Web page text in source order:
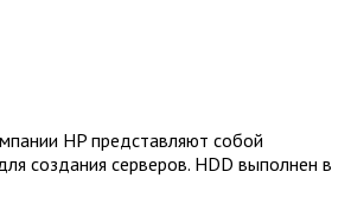
HP представляют собой
создания серверов. HDD выполнен в